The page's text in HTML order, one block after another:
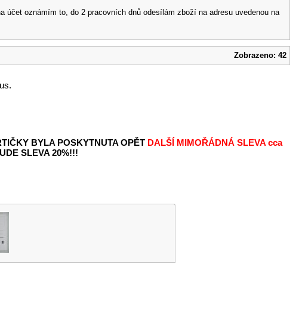
oznámím to, do 2 pracovních dnů odesílám zboží na adresu uvedenou na
Zobrazeno: 42
BYLA POSKYTNUTA OPĚT DALŠÍ MIMOŘÁDNÁ SLEVAcca
SLEVA 20%!!!